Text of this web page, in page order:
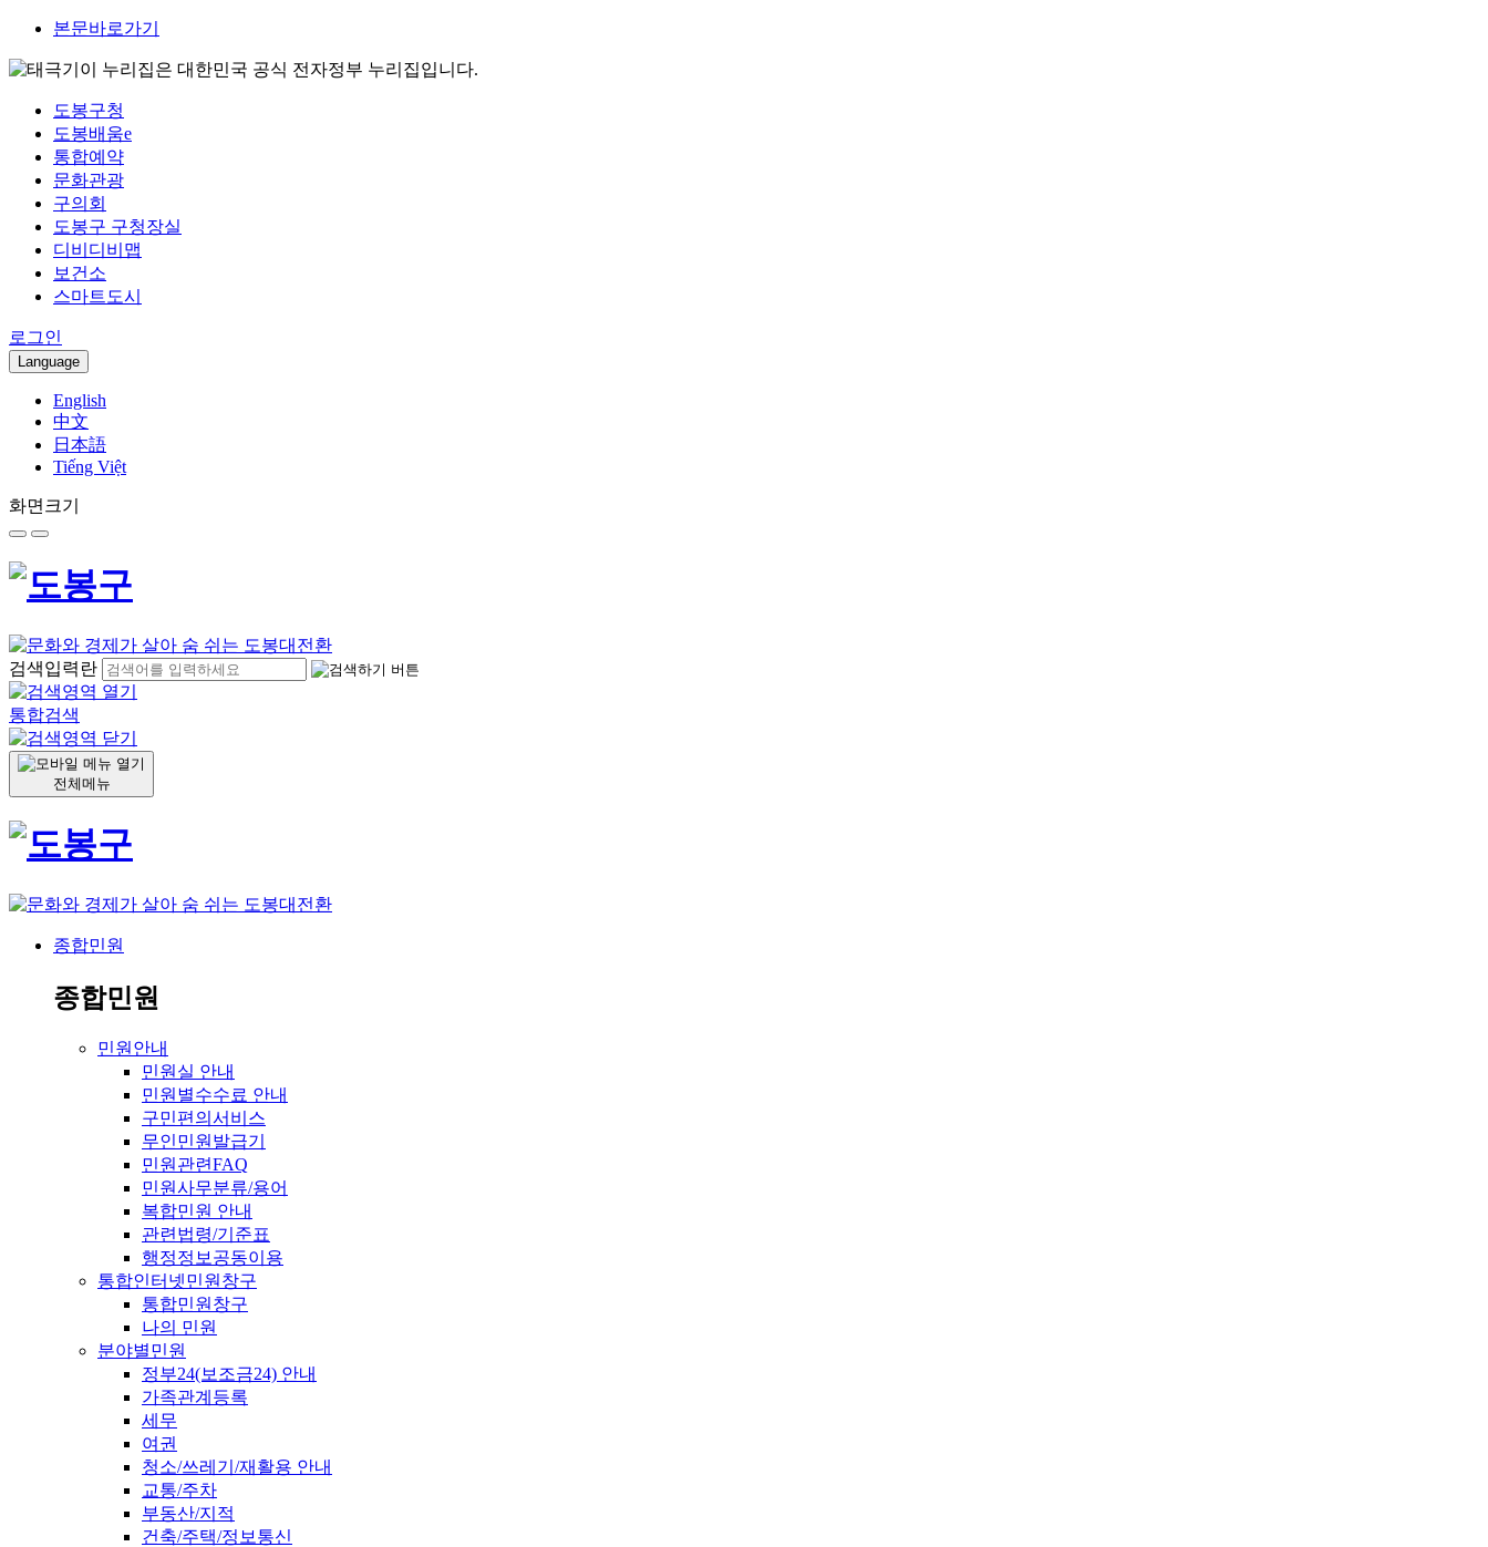
본문바로가기
이 누리집은 대한민국 공식 전자정부 누리집입니다.
도봉구청
도봉배움e
통합예약
문화관광
구의회
도봉구 구청장실
디비디비맵
보건소
스마트도시
로그인
Language
English
中文
日本語
Tiếng Việt
화면크기
검색입력란
통합검색
전체메뉴
종합민원
종합민원
민원안내
민원실 안내
민원별수수료 안내
구민편의서비스
무인민원발급기
민원관련FAQ
민원사무분류/용어
복합민원 안내
관련법령/기준표
행정정보공동이용
통합인터넷민원창구
통합민원창구
나의 민원
분야별민원
정부24(보조금24) 안내
가족관계등록
세무
여권
청소/쓰레기/재활용 안내
교통/주차
부동산/지적
건축/주택/정보통신